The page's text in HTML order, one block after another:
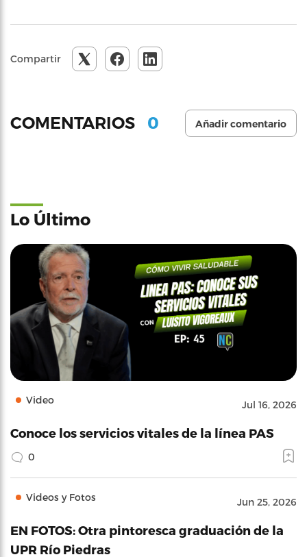
Compartir
COMENTARIOS 0 Añadir comentario
Lo Último
Video Jul 16, 2026
Conoce los servicios vitales de la línea PAS
0
Videos y Fotos Jun 25, 2026
EN FOTOS: Otra pintoresca graduación de la
UPR Río Piedras